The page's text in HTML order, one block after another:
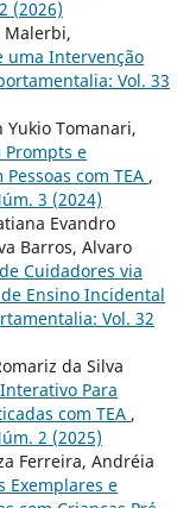
(2026)
Malerbi,
uma Intervenção
Vol. 33
Yukio Tomanari,
Prompts e
com TEA ,
3 (2024)
Evandro
Barros, Alvaro
Cuidadores via
Ensino Incidental
Vol. 32
da Silva
Para
com TEA ,
2 (2025)
Ferreira, Andréia
Exemplares e